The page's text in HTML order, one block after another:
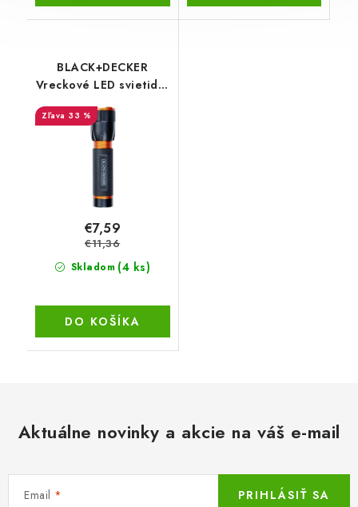
BLACK+DECKER
Vreckové LED svietidlo
120 lm, 3 W, 14,2 cm
33 %
Skladom (4 ks)
€7,59
€11,36
DO KOŠÍKA
Aktuálne novinky a akcie na váš e-mail
Email PRIHLÁSIŤ SA